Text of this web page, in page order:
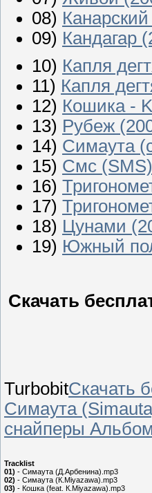
08) Канарский
09) Кандагар
10) Капля
11) Капля
12) Кошика -
13) Рубеж
14) Симаута
15) Смс (SMS)
16)
17)
18) Цунами
19) Южный
Скачать
TurbobitСкачать
Симаута
снайперы
Tracklist
01) - Симаута (Д.Арбенина).mp3
02) - Симаута (К.Miyazawa).mp3
03) - Кошка (feat. К.Miyazawa).mp3